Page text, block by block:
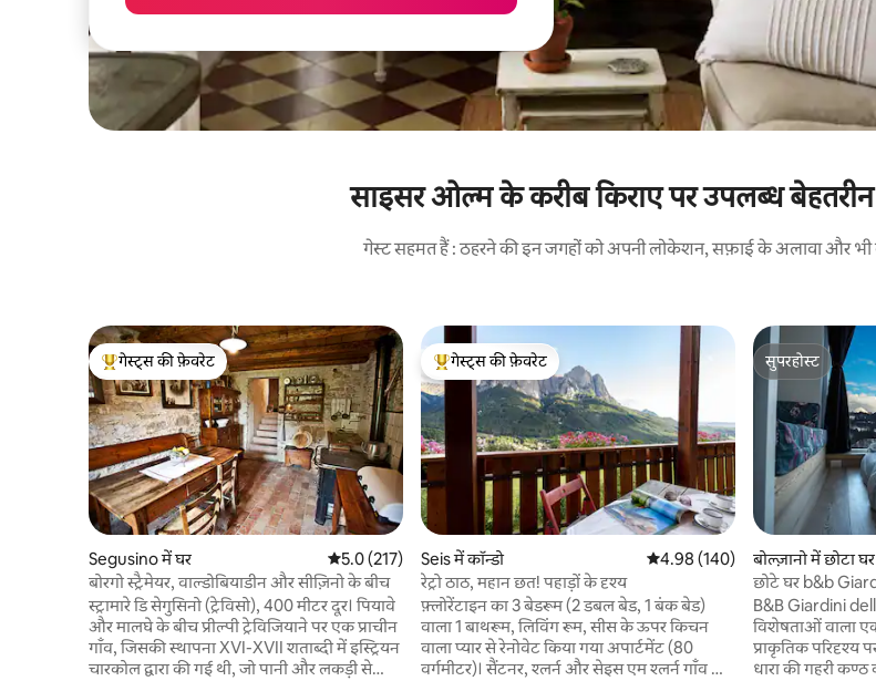
साइसर ओल्म के करीब किराए पर उपलब्ध बेहतरीन
गेस्ट सहमत हैं : ठहरने की इन जगहों को अपनी लोकेशन, सफ़ाई के अलावा और भी
गेस्ट्स का टॉप फ़ेवरेट
गेस्ट्स की फ़ेवरेट
Segusino में घर औसत रेटिंग 5 में से 5.0, 217 समीक्षाएँ
5.0 (217)
बोरगो स्ट्रैमेयर, वाल्डोबियाडीन और सीज़िनो के बीच
स्ट्रामारे डि सेगुसिनो (ट्रेविसो), 400 मीटर दूर। पियावे
और मालघे के बीच प्रील्पी ट्रेविजियाने पर एक प्राचीन
गाँव, जिसकी स्थापना XVI-XVII शताब्दी में इस्ट्रियन
चारकोल द्वारा की गई थी, जो पानी और लकड़ी से
गेस्ट्स का टॉप फ़ेवरेट
गेस्ट्स की फ़ेवरेट
Seis में कॉन्डो औसत रेटिंग 5 में से 4.98, 140 समीक्षाएँ
4.98 (140)
रेट्रो ठाठ, महान छत! पहाड़ों के दृश्य
फ़्लोरेंटाइन का 3 बेडरूम (2 डबल बेड, 1 बंक बेड)
वाला 1 बाथरूम, लिविंग रूम, सीस के ऊपर किचन
वाला प्यार से रेनोवेट किया गया अपार्टमेंट (80
वर्गमीटर)। सैंटनर, श्लर्न और सेइस एम श्लर्न गाँव के
सुपरहोस्ट
सुपरहोस्ट
बोल्ज़ानो में छोटा घर
छोटे घर b&b
B&B Giardini
विशेषताओं वाला
प्राकृतिक परिदृश्य
धारा की गहरी